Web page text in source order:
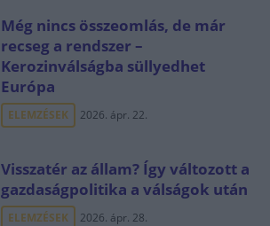
Még nincs összeomlás, de már
recseg a rendszer –
Kerozinválságba süllyedhet
Európa
ELEMZÉSEK 2026. ápr. 22.
Visszatér az állam? Így változott a
gazdaságpolitika a válságok után
ELEMZÉSEK 2026. ápr. 28.